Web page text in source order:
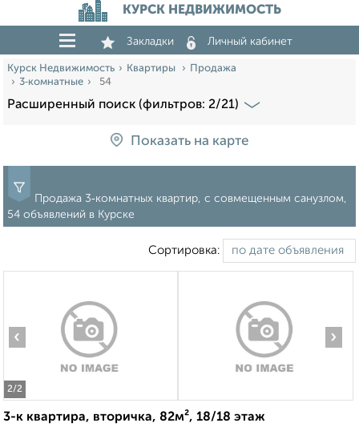
КУРСК НЕДВИЖИМОСТЬ
Закладки Личный кабинет
Курск Недвижимость Квартиры
Продажа
3‑комнатные
54
Расширенный поиск (фильтров: 2/21)
Показать на карте
Продажа 3‑комнатных квартир, с совмещенным санузлом,
54 объявлений в Курске
Сортировка:
2/2
‹ ›
3-к квартира, вторичка, 82м², 18/18 этаж